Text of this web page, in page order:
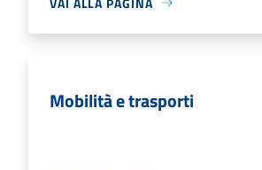
Mobilità e trasporti